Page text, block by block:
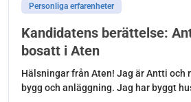
Personliga erfarenheter
Kandidatens berättelse:
bosatt i Aten
Hälsningar från Aten! Jag är Antti och
bygg och anläggning. Jag har byggt